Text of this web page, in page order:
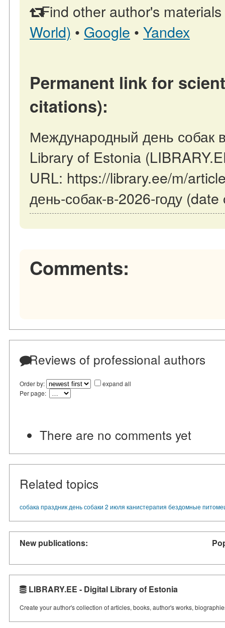
Find other author's
World) • Google • Yandex
Permanent link for
citations):
Международный день собак
Library of Estonia
URL: https://library.ee/m/
день-собак-в-2026-году
Comments:
Reviews of professional authors
Order by:
expand all
Per page:
There are no comments yet
Related topics
собака праздник день собаки 2 июля канистерапия бездомные
New publications:
LIBRARY.EE - Digital Library of Estonia
Create your author's collection of articles, books, author's works,